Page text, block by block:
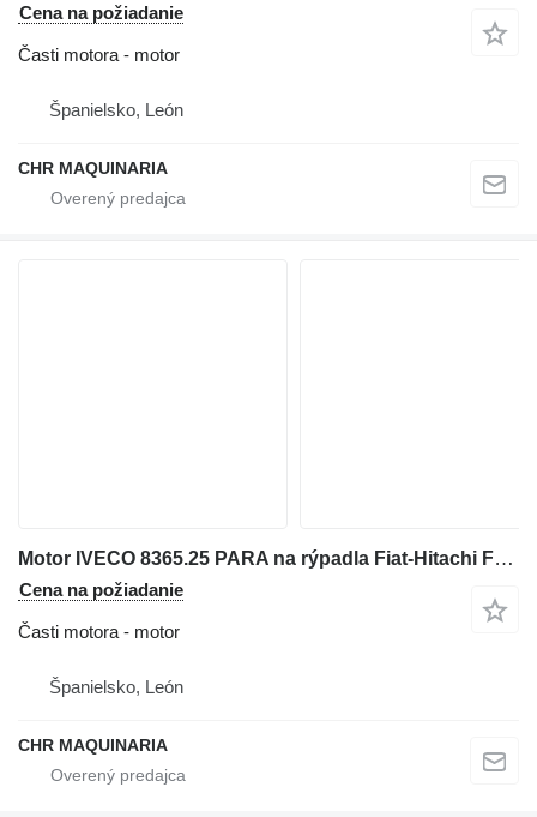
Cena na požiadanie
Časti motora - motor
Španielsko, León
CHR MAQUINARIA
Motor IVECO 8365.25 PARA na rýpadla Fiat-Hitachi FH220
Cena na požiadanie
Časti motora - motor
Španielsko, León
CHR MAQUINARIA